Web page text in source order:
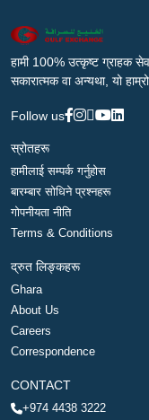
हामी 100% उत्कृष्ट ग्राहक
सकारात्मक वा अन्यथा, यो
Follow us
स्रोतहरू
हामीलाई सम्पर्क गर्नुहोस
बारम्बार सोधिने प्रश्नहरू
गोपनीयता नीति
Terms & Conditions
द्रुत लिङ्कहरू
Ghara
About Us
Careers
Correspondence
CONTACT
+974 4438 3222